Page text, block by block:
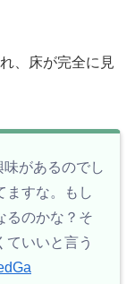
、床が完全に見
があるのでし
ますな。もし
るのかな？そ
ていいと言う